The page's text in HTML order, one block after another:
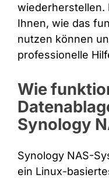
wiederherstellen.
Ihnen, wie das
nutzen können
professionelle
Wie
Synology
Synology NAS-
ein Linux-